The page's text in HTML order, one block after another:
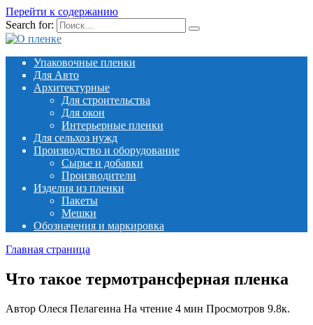
Перейти к содержанию
Search for:
Упаковочные пленки
Для Авто
Архитектурные
Для строительства
Для окон
Интерьерные пленки
Для сельхоз нужд
Производство и оборудование
Сырье и добавки
Производители
Изделия из пленки
Пакеты
Мешки
Обозначения и маркировка
Главная страница
Что такое термотрансферная пленка
Автор Олеся Пелагеина На чтение 4 мин Просмотров 9.8к.